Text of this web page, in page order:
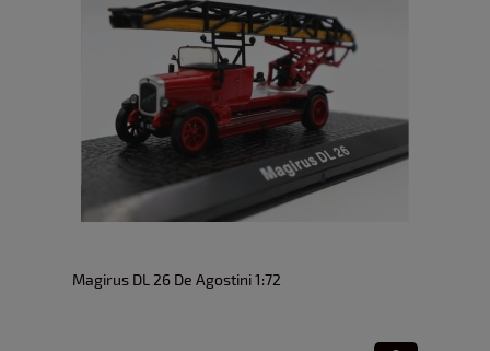
Magirus DL 26 De Agostini 1:72